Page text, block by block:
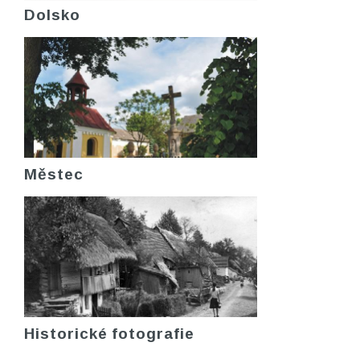
Dolsko
Městec
Historické fotografie